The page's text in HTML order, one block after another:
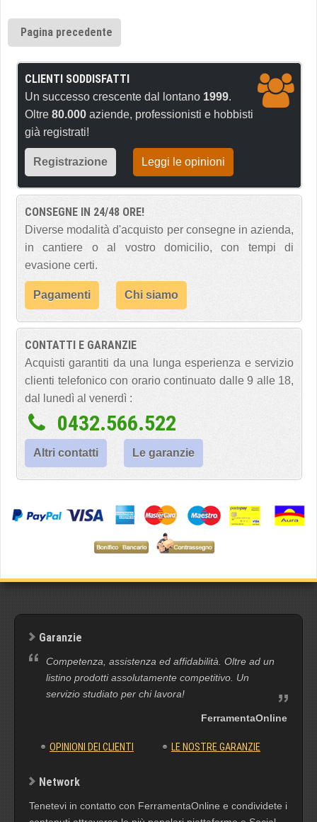
Pagina precedente
CLIENTI SODDISFATTI
Un successo crescente dal lontano 1999.
Oltre 80.000 aziende, professionisti e hobbisti
già registrati!
Registrazione Leggi le opinioni
CONSEGNE IN 24/48 ORE!
Diverse modalità d'acquisto per consegne in azienda,
in cantiere o al vostro domicilio, con tempi di
evasione certi.
Pagamenti Chi siamo
CONTATTI E GARANZIE
Acquisti garantiti da una lunga esperienza e servizio
clienti telefonico con orario continuato dalle 9 alle 18,
dal lunedì al venerdì :
0432.566.522
Altri contatti Le garanzie
Garanzie
Competenza, assistenza ed affidabilità. Oltre ad un
listino prodotti assolutamente competitivo. Un
servizio studiato per chi lavora!
FerramentaOnline
OPINIONI DEI CLIENTI LE NOSTRE GARANZIE
Network
Tenetevi in contatto con FerramentaOnline e condividete i